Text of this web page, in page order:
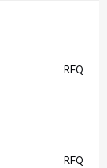
RFQ
RFQ